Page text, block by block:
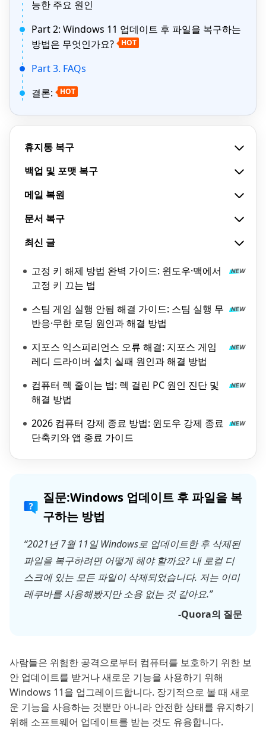
능한 주요 원인
Part 2: Windows 11 업데이트 후 파일을 복구하는
방법은 무엇인가요?
HOT
Part 3. FAQs
결론:
HOT
휴지통 복구
백업 및 포맷 복구
메일 복원
문서 복구
최신 글
고정 키 해제 방법 완벽 가이드: 윈도우·맥에서
고정 키 끄는 법
스팀 게임 실행 안됨 해결 가이드: 스팀 실행 무
반응·무한 로딩 원인과 해결 방법
지포스 익스피리언스 오류 해결: 지포스 게임
레디 드라이버 설치 실패 원인과 해결 방법
컴퓨터 렉 줄이는 법: 렉 걸린 PC 원인 진단 및
해결 방법
2026 컴퓨터 강제 종료 방법: 윈도우 강제 종료
단축키와 앱 종료 가이드
질문:Windows 업데이트 후 파일을 복
구하는 방법
“2021년 7월 11일 Windows로 업데이트한 후 삭제된
파일을 복구하려면 어떻게 해야 할까요? 내 로컬 디
스크에 있는 모든 파일이 삭제되었습니다. 저는 이미
레쿠바를 사용해봤지만 소용 없는 것 같아요.”
-Quora의 질문
사람들은 위험한 공격으로부터 컴퓨터를 보호하기 위한 보
안 업데이트를 받거나 새로운 기능을 사용하기 위해
Windows 11을 업그레이드합니다. 장기적으로 볼 때 새로
운 기능을 사용하는 것뿐만 아니라 안전한 상태를 유지하기
위해 소프트웨어 업데이트를 받는 것도 유용합니다.